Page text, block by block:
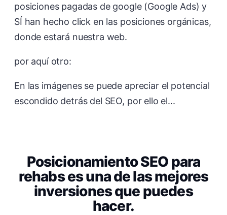
posiciones pagadas de google (Google Ads) y
SÍ han hecho click en las posiciones orgánicas,
donde estará nuestra web.
por aquí otro:
En las imágenes se puede apreciar el potencial
escondido detrás del SEO, por ello el...
Posicionamiento SEO para
rehabs es una de las mejores
inversiones que puedes
hacer.